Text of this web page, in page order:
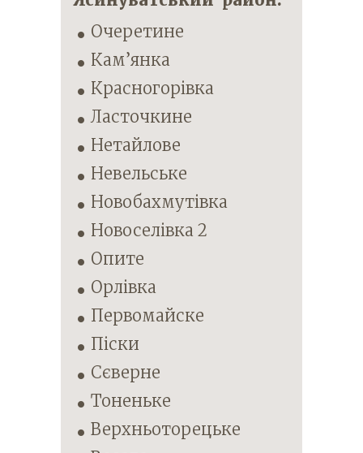
Очеретине
Кам’янка
Красногорівка
Ласточкине
Нетайлове
Невельське
Новобахмутівка
Новоселівка 2
Опите
Орлівка
Первомайске
Піски
Сєверне
Тоненьке
Верхньоторецьке